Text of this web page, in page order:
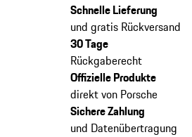
Schnelle Lieferung
und gratis Rückversand
30 Tage
Rückgaberecht
Offizielle Produkte
direkt von Porsche
Sichere Zahlung
und Datenübertragung